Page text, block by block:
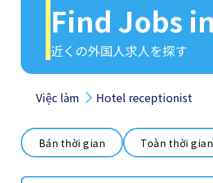
Find Jobs
近くの外国人求人を探す
Việc làm Hotel receptionist
Bán thời gian Toàn thời gian